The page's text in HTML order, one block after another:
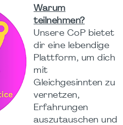
Warum
teilnehmen?
Unsere CoP bietet
dir eine lebendige
Plattform, um dich
mit
Gleichgesinnten zu
vernetzen,
Erfahrungen
auszutauschen und